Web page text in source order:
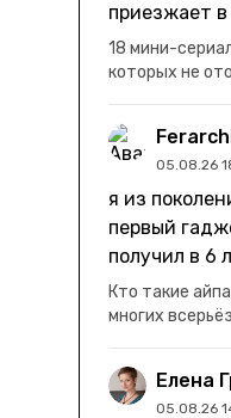
приезжает
заработки"
она
в США, а в
сексом ради
не для
ее побега
первый раз
косяки. с ИИ
18 мини-
которых не
05.08.26
я из
первый
получил в 6
мне уже
его
смотрел
подарили
меня до сих
Кто такие
многих
Елена
05.08.26